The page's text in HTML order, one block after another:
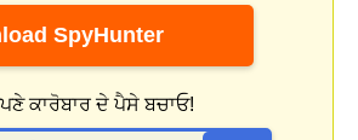
SpyHunter
ਕਾਰੋਬਾਰ ਦੇ ਪੈਸੇ ਬਚਾਓ!